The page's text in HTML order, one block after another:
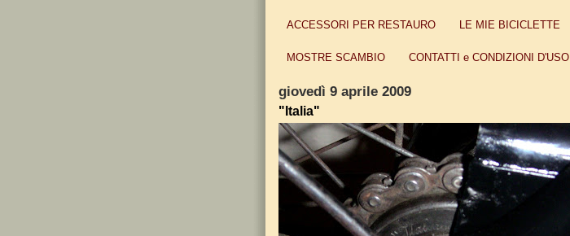
ACCESSORI PER RESTAURO LE MIE BICICLETTE
MOSTRE SCAMBIO CONTATTI e CONDIZIONI D'USO
giovedì 9 aprile 2009
"Italia"